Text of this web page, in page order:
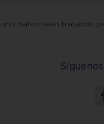
mis datos sean tratados